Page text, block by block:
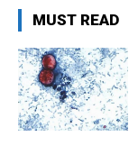
MUST READ